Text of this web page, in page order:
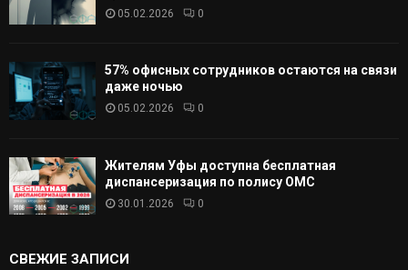
05.02.2026 0
57% офисных сотрудников остаются на связи
даже ночью
05.02.2026 0
Жителям Уфы доступна бесплатная
диспансеризация по полису ОМС
30.01.2026 0
СВЕЖИЕ ЗАПИСИ